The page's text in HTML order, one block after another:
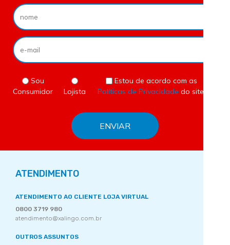
Sou
Consumidor
Lojista
Estou de acordo com as
Políticas de Privacidade do site.
ATENDIMENTO
ATENDIMENTO AO CLIENTE LOJA VIRTUAL
0800 3719 980
atendimento@xalingo.com.br
OUTROS ASSUNTOS